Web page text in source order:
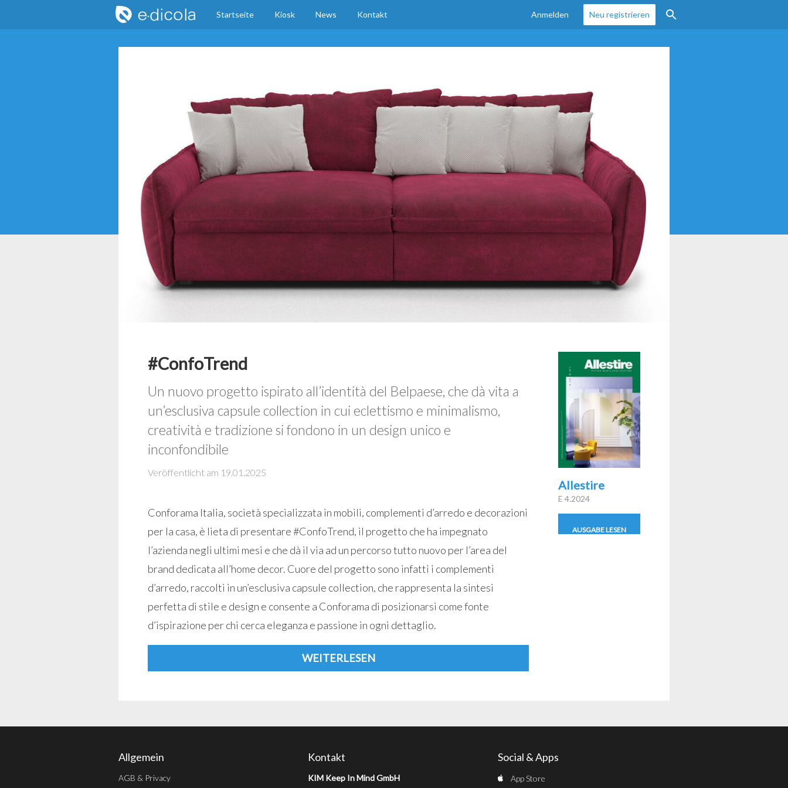
Startseite Kiosk News Kontakt Anmelden Neu registrieren
#ConfoTrend
Un nuovo progetto ispirato all’identità del Belpaese, che dà vita a
un’esclusiva capsule collection in cui eclettismo e minimalismo,
creatività e tradizione si fondono in un design unico e
inconfondibile
Veröffentlicht am 19.01.2025
Conforama Italia, società specializzata in mobili, complementi d’arredo e decorazioni
per la casa, è lieta di presentare #ConfoTrend, il progetto che ha impegnato
l’azienda negli ultimi mesi e che dà il via ad un percorso tutto nuovo per l’area del
brand dedicata all’home decor. Cuore del progetto sono infatti i complementi
d’arredo, raccolti in un’esclusiva capsule collection, che rappresenta la sintesi
perfetta di stile e design e consente a Conforama di posizionarsi come fonte
d’ispirazione per chi cerca eleganza e passione in ogni dettaglio.
WEITERLESEN
Allestire
E 4.2024
AUSGABE LESEN
Allgemein
AGB & Privacy
Kontakt
KIM Keep In Mind GmbH
Social & Apps
App Store